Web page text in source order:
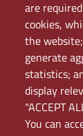
are
cookies,
the
generate
statistics;
display
"ACCEPT
You can
Mappa del sito
PEC
Rete Wi-Fi
Servizio Proxy
Guida all’uso